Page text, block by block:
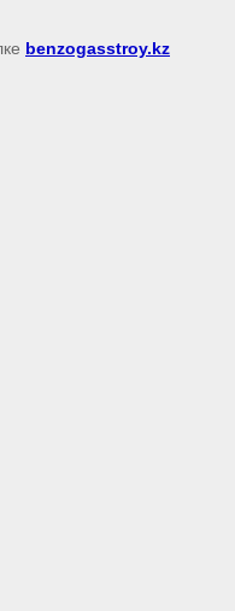
benzogasstroy.kz